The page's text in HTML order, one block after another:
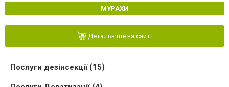
МУРАХИ
Детальніше на сайті
Послуги дезінсекції (15)